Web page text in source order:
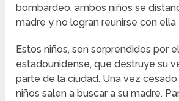
bombardeo, ambos niños se
madre y no logran reunirse con
Estos niños, son sorprendidos por
estadounidense, que destruye su
parte de la ciudad. Una vez
niños salen a buscar a su madre.